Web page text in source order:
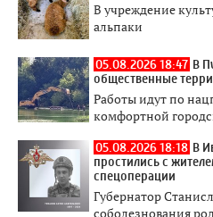
В учреждение
альпаки
05.08.2026 18:47 В
общественные
Работы идут по
комфортной
05.08.2026 18:18 В
простились с
спецоперации
Губернатор
соболезнования